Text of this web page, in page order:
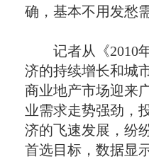
确，基本不用发愁
记者从《2010
济的持续增长和城
商业地产市场迎来
业需求走势强劲，
济的飞速发展，纷
首选目标，数据显